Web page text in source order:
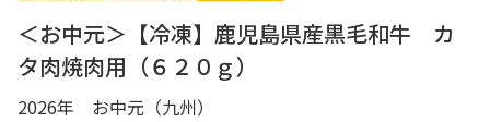
＜お中元＞【冷凍】鹿児島県産黒毛和牛 カ
タ肉焼肉用（６２０ｇ）
2026年 お中元（九州）